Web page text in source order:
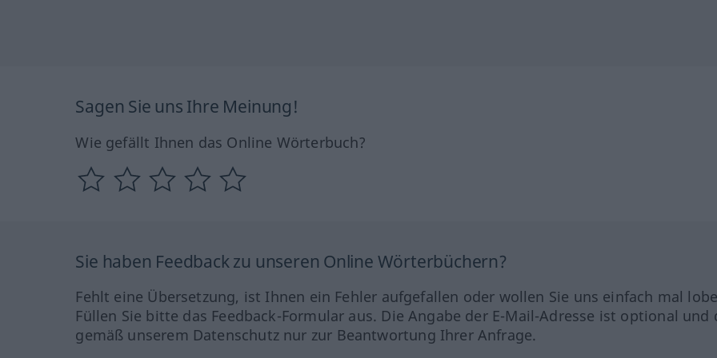
Sagen Sie uns Ihre Meinung!
Wie gefällt Ihnen das Online Wörterbuch?
Sie haben Feedback zu unseren Online Wörterbüchern?
Fehlt eine Übersetzung, ist Ihnen ein Fehler aufgefallen oder wollen Sie uns einfach mal
Füllen Sie bitte das Feedback-Formular aus. Die Angabe der E-Mail-Adresse ist optional und
gemäß unserem Datenschutz nur zur Beantwortung Ihrer Anfrage.